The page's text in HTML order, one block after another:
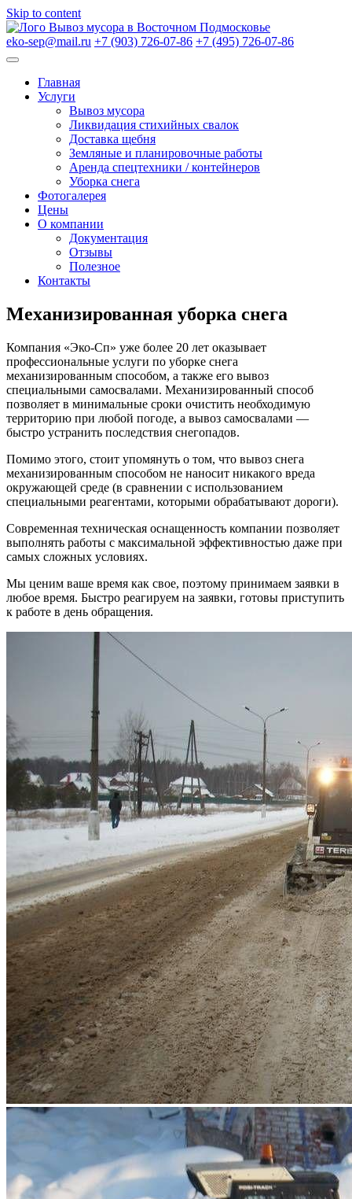
Skip to content
Вывоз мусора в Восточном Подмосковье
eko-sep@mail.ru +7 (903) 726-07-86 +7 (495) 726-07-86
Главная
Услуги
Вывоз мусора
Ликвидация стихийных свалок
Доставка щебня
Земляные и планировочные работы
Аренда спецтехники / контейнеров
Уборка снега
Фотогалерея
Цены
О компании
Документация
Отзывы
Полезное
Контакты
Механизированная уборка снега
Компания «Эко-Сп» уже более 20 лет оказывает
профессиональные услуги по уборке снега
механизированным способом, а также его вывоз
специальными самосвалами. Механизированный способ
позволяет в минимальные сроки очистить необходимую
территорию при любой погоде, а вывоз самосвалами —
быстро устранить последствия снегопадов.
Помимо этого, стоит упомянуть о том, что вывоз снега
механизированным способом не наносит никакого вреда
окружающей среде (в сравнении с использованием
специальными реагентами, которыми обрабатывают дороги).
Современная техническая оснащенность компании позволяет
выполнять работы с максимальной эффективностью даже при
самых сложных условиях.
Мы ценим ваше время как свое, поэтому принимаем заявки в
любое время. Быстро реагируем на заявки, готовы приступить
к работе в день обращения.